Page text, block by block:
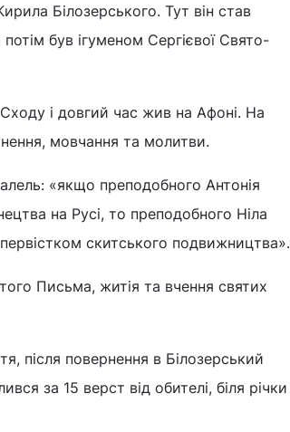
Білозерського. Тут він став
був ігуменом Сергієвої Свято-
і довгий час жив на Афоні. На
мовчання та молитви.
«якщо преподобного Антонія
на Русі, то преподобного Ніла
скитського подвижництва».
Письма, житія та вчення святих
після повернення в Білозерський
за 15 верст від обителі, біля річки